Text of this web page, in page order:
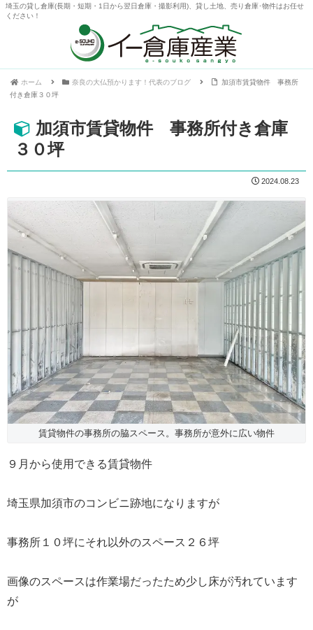
埼玉の貸し倉庫(長期・短期・1日から翌日倉庫・撮影利用)、貸し土地、売り倉庫･物件はお任せ
ください！
ホーム 奈良の大仏預かります！代表のブログ
加須市賃貸物件 事務所
付き倉庫３０坪
加須市賃貸物件 事務所付き倉庫
３０坪
2024.08.23
賃貸物件の事務所の脇スペース。事務所が意外に広い物件
９月から使用できる賃貸物件
埼玉県加須市のコンビニ跡地になりますが
事務所１０坪にそれ以外のスペース２６坪
画像のスペースは作業場だったため少し床が汚れています
が